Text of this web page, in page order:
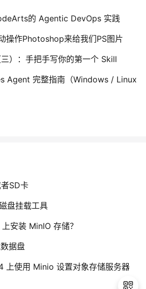
的 Agentic DevOps 实践
操作Photoshop来给我们PS图片
）：手把手写你的第一个 Skill
Agent 完整指南（Windows / Linux
SD卡
盘挂载工具
安装 MinIO 存储？
据盘
上使用 Minio 设置对象存储服务器